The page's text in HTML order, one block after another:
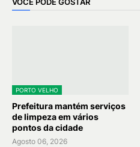
PORTO VELHO
Prefeitura mantém serviços
de limpeza em vários
pontos da cidade
Agosto 06, 2026